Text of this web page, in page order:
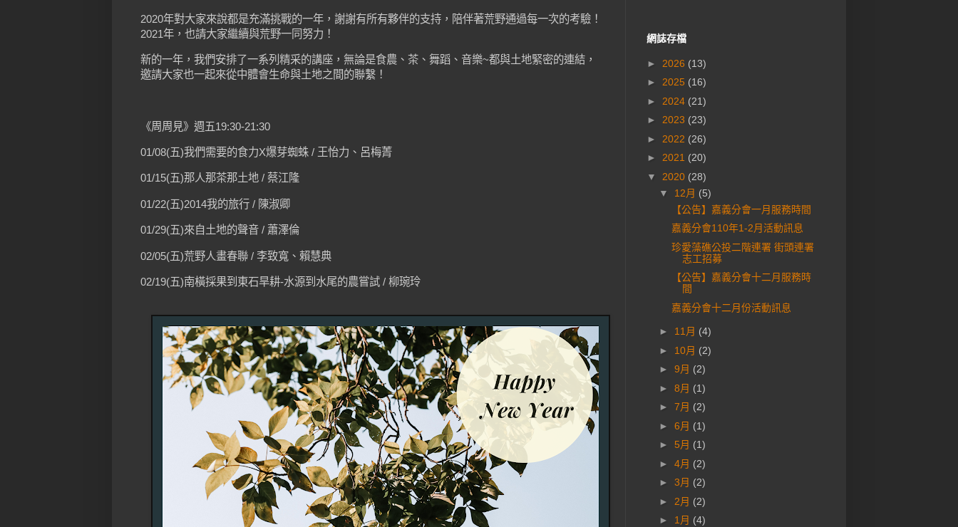
2020年對大家來說都是充滿挑戰的一年，謝謝有所有夥伴的支持，陪伴著荒野通過每一次的考驗！
2021年，也請大家繼續與荒野一同努力！
新的一年，我們安排了一系列精采的講座，無論是食農、茶、舞蹈、音樂~都與土地緊密的連結，
邀請大家也一起來從中體會生命與土地之間的聯繫！
《周周見》週五19:30-21:30
01/08(五)我們需要的食力X爆芽蜘蛛 / 王怡力、呂梅菁
01/15(五)那人那茶那土地 / 蔡江隆
01/22(五)2014我的旅行 / 陳淑卿
01/29(五)來自土地的聲音 / 蕭澤倫
02/05(五)荒野人畫春聯 / 李致寬、賴慧典
02/19(五)南橫採果到東石旱耕-水源到水尾的農嘗試 / 柳琬玲
網誌存檔
► 2026 (13)
► 2025 (16)
► 2024 (21)
► 2023 (23)
► 2022 (26)
► 2021 (20)
▼ 2020 (28)
▼ 12月 (5)
【公告】嘉義分會一月服務時間
嘉義分會110年1-2月活動訊息
珍愛藻礁公投二階連署 街頭連署
志工招募
【公告】嘉義分會十二月服務時
間
嘉義分會十二月份活動訊息
► 11月 (4)
► 10月 (2)
► 9月 (2)
► 8月 (1)
► 7月 (2)
► 6月 (1)
► 5月 (1)
► 4月 (2)
► 3月 (2)
► 2月 (2)
► 1月 (4)